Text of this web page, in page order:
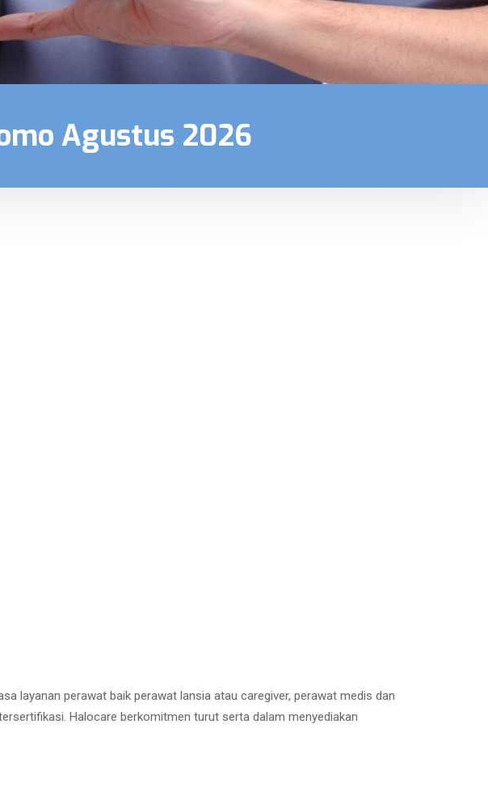
Agustus 2026
layanan perawat baik perawat lansia atau caregiver, perawat medis dan
Halocare berkomitmen turut serta dalam menyediakan